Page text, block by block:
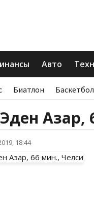
Авто
Биатлон Баскетбол
Азар,
18:44